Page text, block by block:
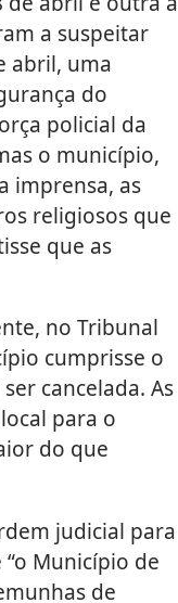
a suspeitar
abril, uma
do
policial da
o município,
imprensa, as
religiosos que
que as
no Tribunal
cumprisse o
cancelada. As
para o
do que
judicial para
Município de
de